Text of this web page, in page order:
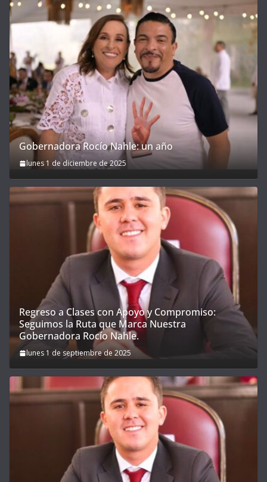
Gobernadora Rocío Nahle: un año
lunes 1 de diciembre de 2025
Regreso a Clases con Apoyo y Compromiso:
Seguimos la Ruta que Marca Nuestra
Gobernadora Rocío Nahle.
lunes 1 de septiembre de 2025